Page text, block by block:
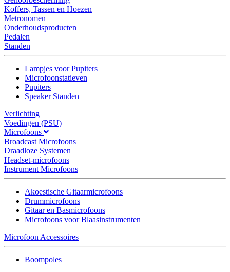
Koffers, Tassen en Hoezen
Metronomen
Onderhoudsproducten
Pedalen
Standen
Lampjes voor Pupiters
Microfoonstatieven
Pupiters
Speaker Standen
Verlichting
Voedingen (PSU)
Microfoons
Broadcast Microfoons
Draadloze Systemen
Headset-microfoons
Instrument Microfoons
Akoestische Gitaarmicrofoons
Drummicrofoons
Gitaar en Basmicrofoons
Microfoons voor Blaasinstrumenten
Microfoon Accessoires
Boompoles